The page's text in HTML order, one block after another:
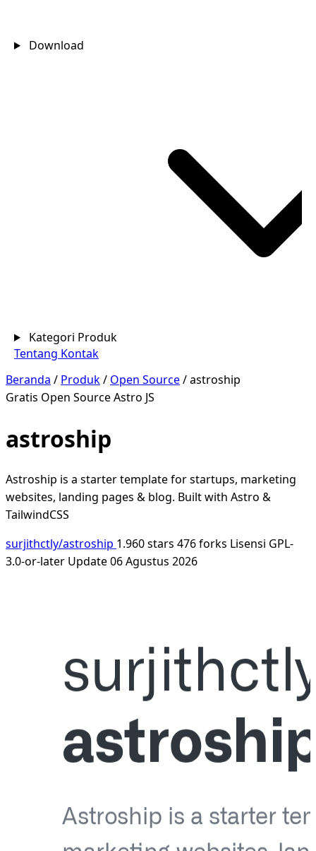
Download
Kategori Produk
Tentang Kontak
Beranda / Produk/ Open Source/astroship
Gratis Open SourceAstro JS
astroship
Astroship is a starter template for startups, marketing
websites, landing pages & blog. Built with Astro &
TailwindCSS
surjithctly/astroship 1.960 stars 476 forks Lisensi GPL-
3.0-or-later Update 06 Agustus 2026